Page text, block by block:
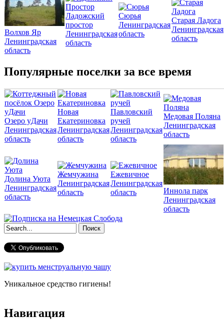
Волхов Яр
Ленинградская
область
Ладожский
простор
Ленинградская
область
Сюрья
Ленинградская
область
Старая Ладога
Ленинградская
область
Популярные поселки за все время
Озеро уДачи
Ленинградская
область
Новая
Екатериновка
Ленинградская
область
Павловский
ручей
Ленинградская
область
Медовая Поляна
Ленинградская
область
Долина Уюта
Ленинградская
область
Жемчужина
Ленинградская
область
Ежевичное
Ленинградская
область
Иннола парк
Ленинградская
область
Форма поиска
Уникальное средство гигиены!
Навигация